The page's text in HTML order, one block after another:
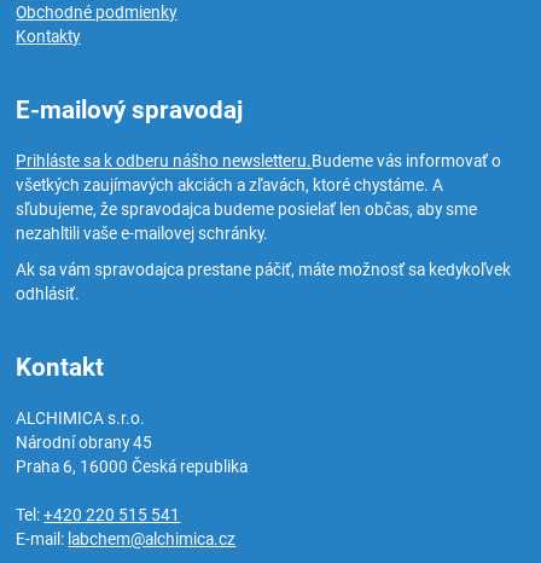
Obchodné podmienky
Kontakty
E-mailový spravodaj
Prihláste sa k odberu nášho newsletteru.Budeme vás informovať o
všetkých zaujímavých akciách a zľavách, ktoré chystáme. A
sľubujeme, že spravodajca budeme posielať len občas, aby sme
nezahltili vaše e-mailovej schránky.
Ak sa vám spravodajca prestane páčiť, máte možnosť sa kedykoľvek
odhlásiť.
Kontakt
ALCHIMICA s.r.o.
Národní obrany 45
Praha 6, 16000Česká republika
Tel:+420 220 515 541
E-mail: labchem@alchimica.cz